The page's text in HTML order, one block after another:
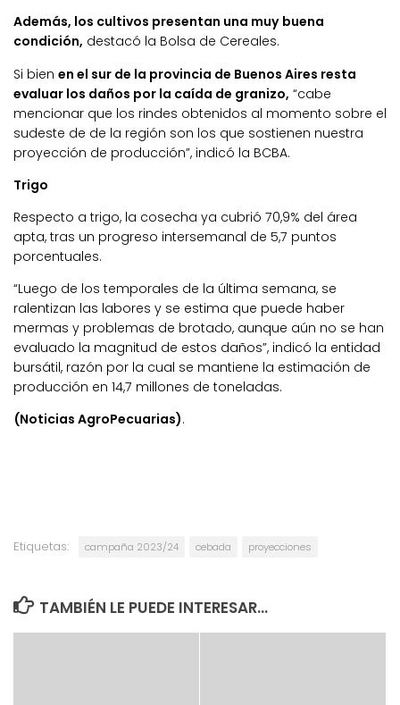
Además, los cultivos presentan una muy buena
condición, destacó la Bolsa de Cereales.
Si bien en el sur de la provincia de Buenos Aires resta
evaluar los daños por la caída de granizo, “cabe
mencionar que los rindes obtenidos al momento sobre el
sudeste de de la región son los que sostienen nuestra
proyección de producción”, indicó la BCBA.
Trigo
Respecto a trigo, la cosecha ya cubrió 70,9% del área
apta, tras un progreso intersemanal de 5,7 puntos
porcentuales.
“Luego de los temporales de la última semana, se
ralentizan las labores y se estima que puede haber
mermas y problemas de brotado, aunque aún no se han
evaluado la magnitud de estos daños”, indicó la entidad
bursátil, razón por la cual se mantiene la estimación de
producción en 14,7 millones de toneladas.
(Noticias AgroPecuarias).
Etiquetas: campaña 2023/24 cebada proyecciones
TAMBIÉN LE PUEDE INTERESAR...